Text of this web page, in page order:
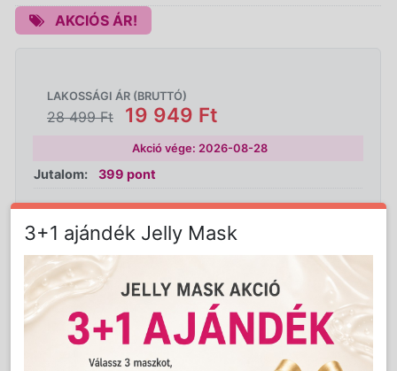
AKCIÓS ÁR!
LAKOSSÁGI ÁR (BRUTTÓ)
28 499 Ft 19 949 Ft
Akció vége: 2026-08-28
Jutalom: 399 pont
Kedvencnek jelöl
Mennyiség: db Kosárba
3+1 ajándék Jelly Mask